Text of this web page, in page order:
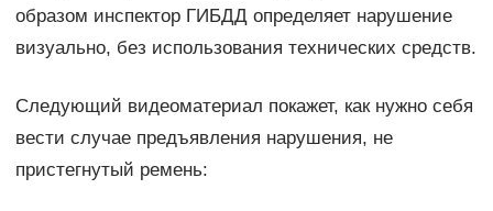
образом инспектор ГИБДД определяет нарушение
визуально, без использования технических средств.
Следующий видеоматериал покажет, как нужно себя
вести случае предъявления нарушения, не
пристегнутый ремень: